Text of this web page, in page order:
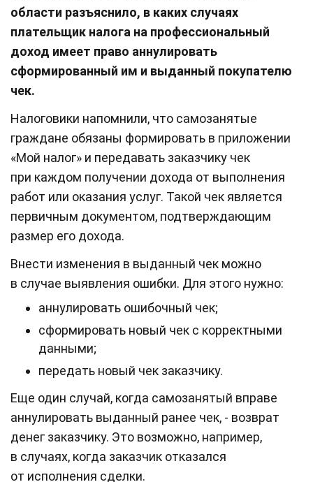
области разъяснило, в каких случаях
плательщик налога на профессиональный
доход имеет право аннулировать
сформированный им и выданный покупателю
чек.
Налоговики напомнили, что самозанятые
граждане обязаны формировать в приложении
«Мой налог» и передавать заказчику чек
при каждом получении дохода от выполнения
работ или оказания услуг. Такой чек является
первичным документом, подтверждающим
размер его дохода.
Внести изменения в выданный чек можно
в случае выявления ошибки. Для этого нужно:
аннулировать ошибочный чек;
сформировать новый чек с корректными
данными;
передать новый чек заказчику.
Еще один случай, когда самозанятый вправе
аннулировать выданный ранее чек, - возврат
денег заказчику. Это возможно, например,
в случаях, когда заказчик отказался
от исполнения сделки.